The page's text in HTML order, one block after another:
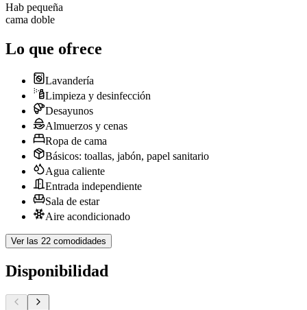
Hab pequeña
cama doble
Lo que ofrece
Lavandería
Limpieza y desinfección
Desayunos
Almuerzos y cenas
Ropa de cama
Básicos: toallas, jabón, papel sanitario
Agua caliente
Entrada independiente
Sala de estar
Aire acondicionado
Ver las 22 comodidades
Disponibilidad